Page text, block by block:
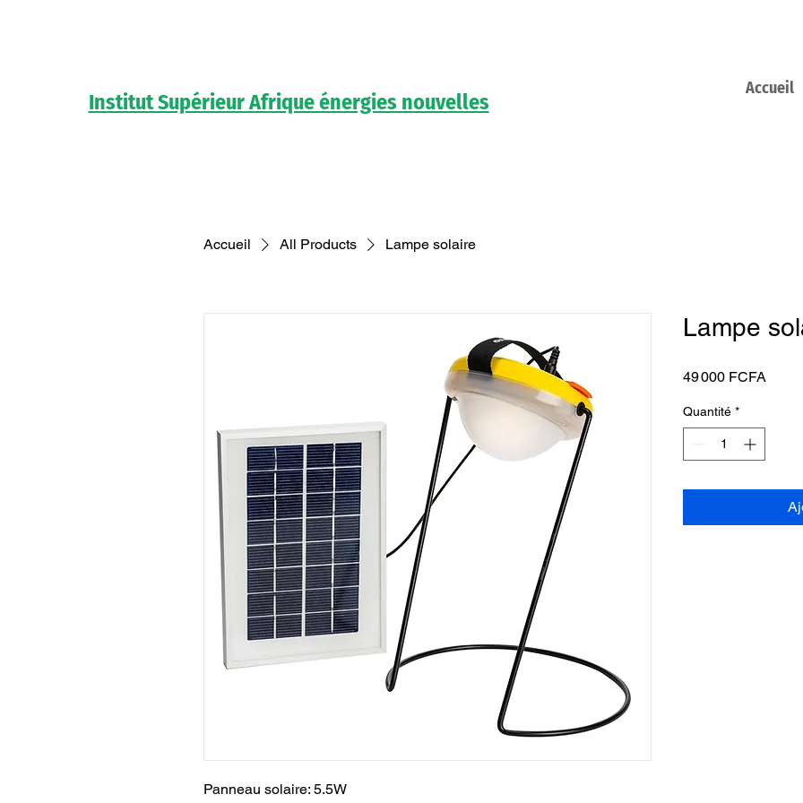
Institut Supérieur Afrique énergies nouvelles
Accueil
Accueil All Products Lampe solaire
Panneau solaire: 5.5W
Lampe
49 000 FCFA
Quantité *